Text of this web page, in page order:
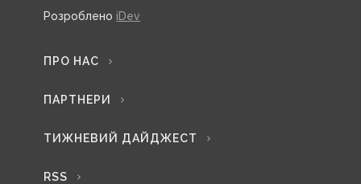
Розроблено iDev
ПРО НАС
ПАРТНЕРИ
ТИЖНЕВИЙ ДАЙДЖЕСТ
RSS